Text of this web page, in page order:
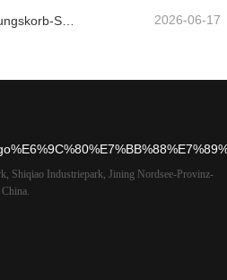
2026-06-17
Shiqiao Industriepark, Jining Nordsee-Provinz-